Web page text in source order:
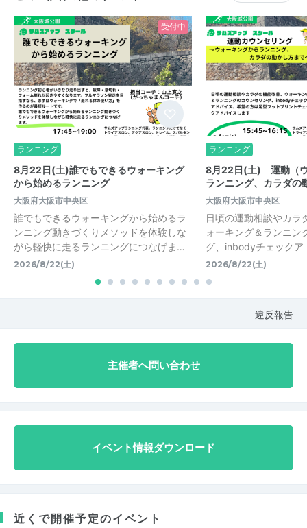
受付中
ランニング
8月22日(土)誰でもできるウォーキング
から始めるランニング
大阪府大阪市中央区
誰でもできるウォーキングから始めるラ
ンニング動きづくりメソッドを体験しな
がら軽快に走るランニングにつなげま…
2026/8/22(土)
ランニング
8月22日(土) 運動（
ランニング、カラダの
大阪府大阪市中央区
日頃の運動相談やカラ
ォーキング＆ランニン
グ、inbodyチェック
2026/8/22(土)
違反報告
主催者へ問い合わせ
イベント情報ダウンロード
近くで開催予定のイベント